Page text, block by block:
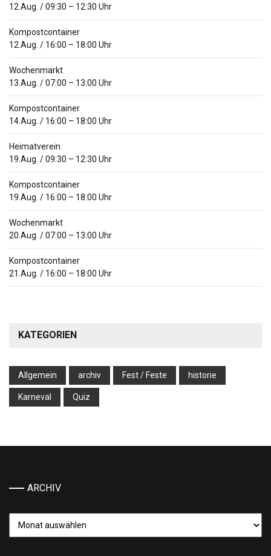
12.Aug. /09:30 – 12:30 Uhr
Kompostcontainer
12.Aug. / 16:00 – 18:00 Uhr
Wochenmarkt
13.Aug. /07:00 – 13:00 Uhr
Kompostcontainer
14.Aug. / 16:00 – 18:00 Uhr
Heimatverein
19.Aug. /09:30 – 12:30 Uhr
Kompostcontainer
19.Aug. / 16:00 – 18:00 Uhr
Wochenmarkt
20.Aug. /07:00 – 13:00 Uhr
Kompostcontainer
21.Aug. / 16:00 – 18:00 Uhr
KATEGORIEN
Allgemein archiv Fest / Feste historie
Karneval Quiz
ARCHIV